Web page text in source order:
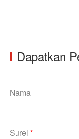
Dapatkan
Nama
Surel *